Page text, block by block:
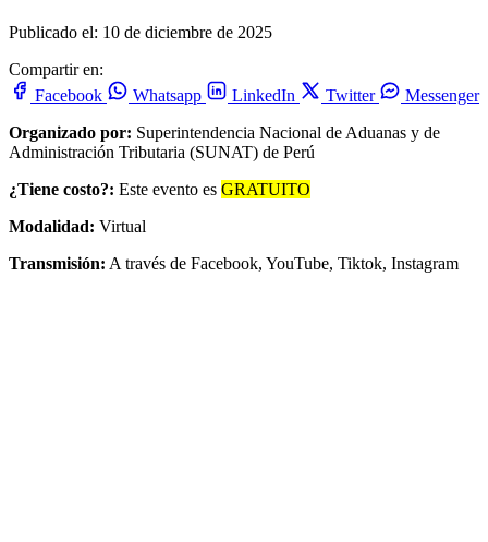
Publicado el: 10 de diciembre de 2025
Compartir en:
Facebook
Whatsapp LinkedIn Twitter
Messenger
Organizado por: Superintendencia Nacional de Aduanas y de
Administración Tributaria (SUNAT) de Perú
¿Tiene costo?: Este evento es GRATUITO
Modalidad: Virtual
Transmisión: A través de Facebook, YouTube, Tiktok, Instagram